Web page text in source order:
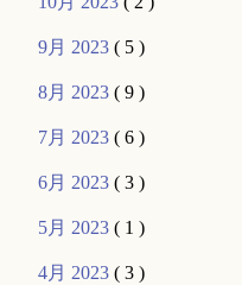
9月 2023( 5 )
8月 2023( 9 )
7月 2023( 6 )
6月 2023( 3 )
5月 2023( 1 )
4月 2023( 3 )